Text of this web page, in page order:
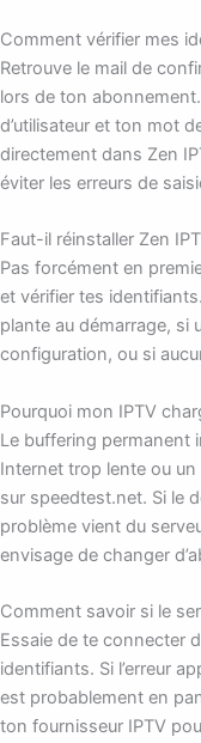
Comment vérifier mes
Retrouve le mail de
lors de ton
d’utilisateur et ton mot
directement dans Zen
éviter les erreurs de
Faut-il réinstaller Zen
Pas forcément en
et vérifier tes
plante au démarrage, si
configuration, ou si
Pourquoi mon IPTV
Le buffering permanent
Internet trop lente ou
sur speedtest.net. Si le
problème vient du
envisage de changer
Comment savoir si le
Essaie de te connecter
identifiants. Si l’erreur
est probablement en
ton fournisseur IPTV